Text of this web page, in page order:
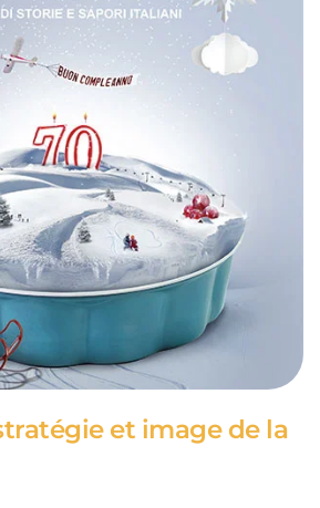
et image de la